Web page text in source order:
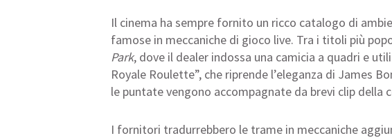
Il cinema ha sempre fornito un ricco catalogo di
famose in meccaniche di gioco live. Tra i titoli più
Park, dove il dealer indossa una camicia a quadri e
Royale Roulette”, che riprende l’eleganza di James
le puntate vengono accompagnate da brevi clip della
I fornitori tradurrebbero le trame in meccaniche